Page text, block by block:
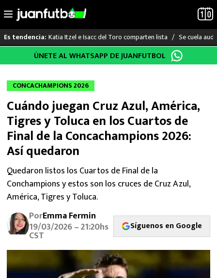
al
Es tendencia: Katia Itzel e Isacc del Toro comparten lista Se cuela
LO ÚLTIMO
LIGA MX
RAYADOS
PUMAS
ATLANTE
SELECCIÓN MEXICANA
FUTBOL INTERNACIONAL
MEXICANOS EN EL EXTRANJERO
FUTBOL ESTUFA
FÓRMULA 1
ÚNETE AL WHATSAPP DE JUANFUTBOL
CONCACHAMPIONS 2026
Cuándo juegan Cruz Azul, América,
Tigres y Toluca en los Cuartos de
Final de la Concachampions 2026:
Así quedaron
Quedaron listos los Cuartos de Final de la
Conchampions y estos son los cruces de Cruz Azul,
América, Tigres y Toluca.
PorEmma Fermin
19/03/2026 – 21:20hs
CST
Síguenos en Google